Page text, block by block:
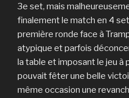
3e set, mais
finalement le match en 4
première ronde face à
atypique et parfois
la table et imposant le jeu à
pouvait fêter une belle
même occasion une